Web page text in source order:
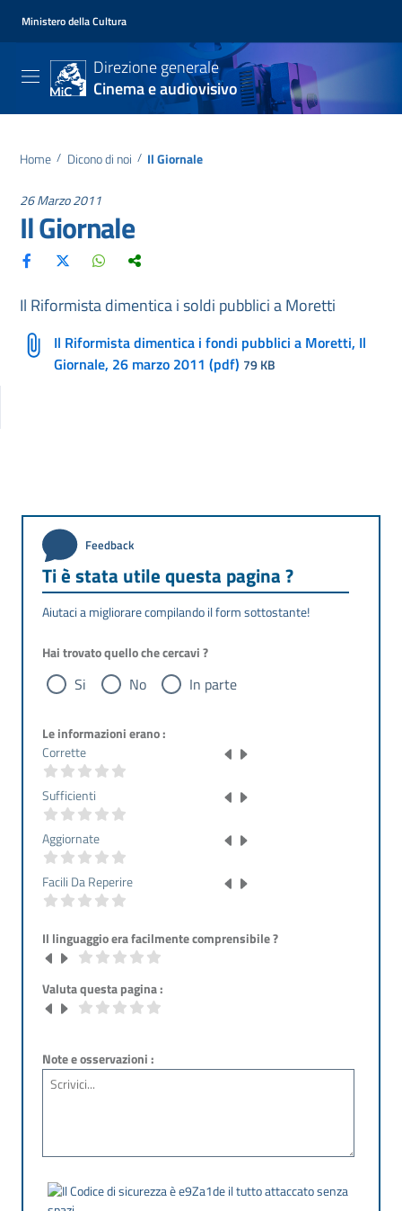
Ministero della Cultura
Direzione generale
Cinema e audiovisivo
Home / Dicono di noi / Il Giornale
26 Marzo 2011
Il Giornale
Il Riformista dimentica i soldi pubblici a Moretti
Il Riformista dimentica i fondi pubblici a Moretti, Il
Giornale, 26 marzo 2011 (pdf) 79 KB
Feedback
Ti è stata utile questa pagina ?
Aiutaci a migliorare compilando il form sottostante!
Hai trovato quello che cercavi ?
Si No In parte
Le informazioni erano :
Corrette
Sufficienti
Aggiornate
Facili Da Reperire
Il linguaggio era facilmente comprensibile ?
Valuta questa pagina :
Note e osservazioni :